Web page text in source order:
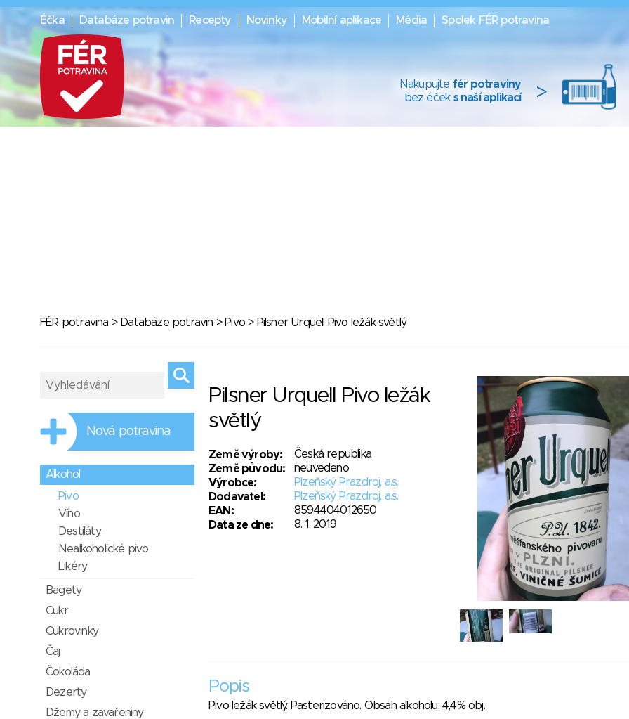
Éčka Databáze potravin Recepty Novinky Mobilní aplikace Média Spolek FÉR potravina
Nakupujte fér potraviny
bez éček s naší aplikací >
FÉR potravina > Databáze potravin > Pivo > Pilsner Urquell Pivo ležák světlý
Pilsner Urquell Pivo ležák
světlý
Země výroby:
Česká republika
Země původu:
neuvedeno
Výrobce:
Plzeňský Prazdroj, a.s.
Dodavatel:
Plzeňský Prazdroj, a.s.
EAN:
8594404012650
Data ze dne:
8. 1. 2019
Popis
Pivo ležák světlý. Pasterizováno. Obsah alkoholu: 4,4% obj.
Nová potravina
Alkohol
Pivo
Víno
Destiláty
Nealkoholické pivo
Likéry
Bagety
Cukr
Cukrovinky
Čaj
Čokoláda
Dezerty
Džemy a zavařeniny